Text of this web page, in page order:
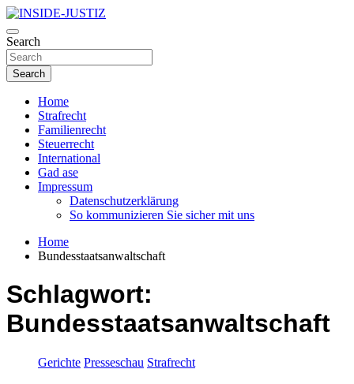
Skip
to
content
INSIDE-JUSTIZ
Investigativer Journalismus zur Dritten Gewalt
Search
Search
Home
Strafrecht
Familienrecht
Steuerrecht
International
Gad ase
Impressum
Datenschutzerklärung
So kommunizieren Sie sicher mit uns
Home
Bundesstaatsanwaltschaft
Schlagwort:
Bundesstaatsanwaltschaft
Gerichte Presseschau Strafrecht